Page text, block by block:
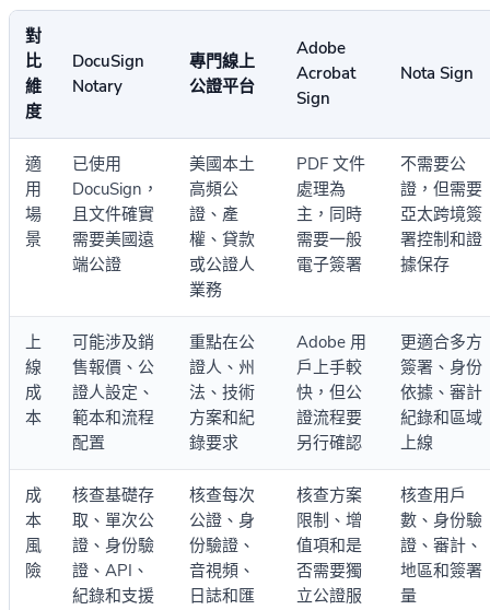
對
比
維
度
DocuSign
Notary
專門線上
公證平台
Adobe
Acrobat
Sign
Nota Sign
適
用
場
景
已使用
DocuSign，
且文件確實
需要美國遠
端公證
美國本土
高頻公
證、產
權、貸款
或公證人
業務
PDF 文件
處理為
主，同時
需要一般
電子簽署
不需要公
證，但需要
亞太跨境簽
署控制和證
據保存
上
線
成
本
可能涉及銷
售報價、公
證人設定、
範本和流程
配置
重點在公
證人、州
法、技術
方案和紀
錄要求
Adobe 用
戶上手較
快，但公
證流程要
另行確認
更適合多方
簽署、身份
依據、審計
紀錄和區域
上線
成
本
風
險
核查基礎存
取、單次公
證、身份驗
證、API、
紀錄和支援
核查每次
公證、身
份驗證、
音視頻、
日誌和匯
核查方案
限制、增
值項和是
否需要獨
立公證服
核查用戶
數、身份驗
證、審計、
地區和簽署
量